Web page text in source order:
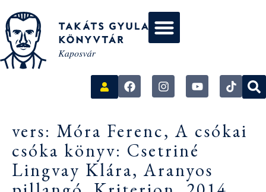
vers: Móra Ferenc, A csókai
csóka könyv: Csetriné
Lingvay Klára, Aranyos